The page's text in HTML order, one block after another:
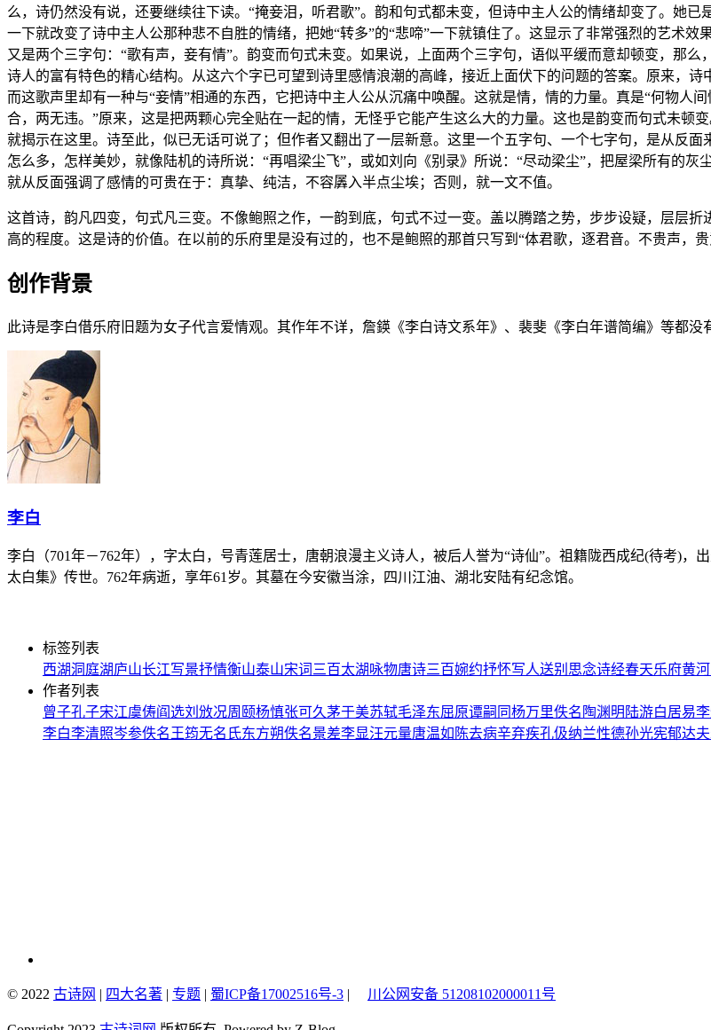
么，诗仍然没有说，还要继续往下读。“掩妾泪，听君歌”。韵和句式都未变，但诗中主人公的情绪却变了。她
一下就改变了诗中主人公那种悲不自胜的情绪，把她“转多”的“悲啼”一下就镇住了。这显示了非常强烈的艺术
又是两个三字句：“歌有声，妾有情”。韵变而句式未变。如果说，上面两个三字句，语似平缓而意却顿变，那
诗人的富有特色的精心结构。从这六个字已可望到诗里感情浪潮的高峰，接近上面伏下的问题的答案。原来，诗
而这歌声里却有一种与“妾情”相通的东西，它把诗中主人公从沉痛中唤醒。这就是情，情的力量。真是“何物人
合，两无违。”原来，这是把两颗心完全贴在一起的情，无怪乎它能产生这么大的力量。这也是韵变而句式未顿
就揭示在这里。诗至此，似已无话可说了；但作者又翻出了一层新意。这里一个五字句、一个七字句，是从反
怎么多，怎样美妙，就像陆机的诗所说：“再唱梁尘飞”，或如刘向《别录》所说：“尽动梁尘”，把屋梁所有的
就从反面强调了感情的可贵在于：真挚、纯洁，不容羼入半点尘埃；否则，就一文不值。
这首诗，韵凡四变，句式凡三变。不像鲍照之作，一韵到底，句式不过一变。盖以腾踏之势，步步设疑，层层
高的程度。这是诗的价值。在以前的乐府里是没有过的，也不是鲍照的那首只写到“体君歌，逐君音。不贵声，贵
创作背景
此诗是李白借乐府旧题为女子代言爱情观。其作年不详，詹鍈《李白诗文系年》、裴斐《李白年谱简编》等都没
李白
李白（701年－762年），字太白，号青莲居士，唐朝浪漫主义诗人，被后人誉为“诗仙”。祖籍陇西成纪(待考)
太白集》传世。762年病逝，享年61岁。其墓在今安徽当涂，四川江油、湖北安陆有纪念馆。
标签列表
西湖洞庭湖庐山长江写景抒情衡山泰山宋词三百太湖 咏物唐诗三百婉约抒怀写人送别 思念诗经春天乐府黄河
作者列表
曾子孔子宋江虞俦阎选刘攽况周颐杨慎张可久茅于美苏轼毛泽东屈原谭嗣同杨万里佚名 陶渊明 陆游白居易
李白李清照岑参佚名 王筠无名氏东方朔佚名景差李显汪元量唐温如 陈去病辛弃疾孔伋纳兰性德孙光宪郁达夫
© 2022 古诗网 | 四大名著 | 专题 | 蜀ICP备17002516号-3 | 川公网安备 51208102000011号